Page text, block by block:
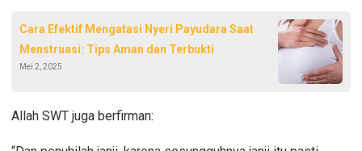
Cara Efektif Mengatasi Nyeri Payudara Saat
Menstruasi: Tips Aman dan Terbukti
Mei 2, 2025
Allah SWT juga berfirman: